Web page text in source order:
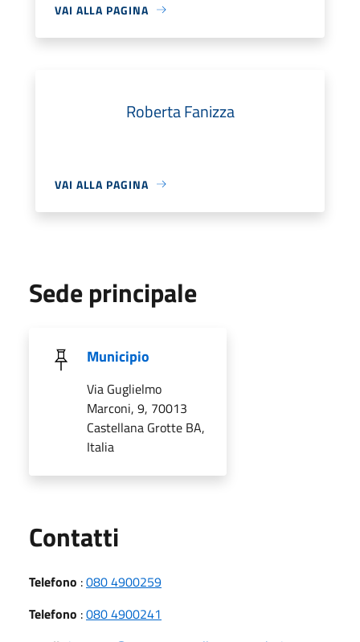
VAI ALLA PAGINA
Roberta Fanizza
VAI ALLA PAGINA
Sede principale
Municipio
Via Guglielmo
Marconi, 9, 70013
Castellana Grotte BA,
Italia
Contatti
Telefono :080 4900259
Telefono :080 4900241